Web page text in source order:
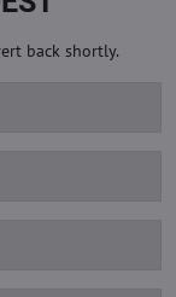
back shortly.